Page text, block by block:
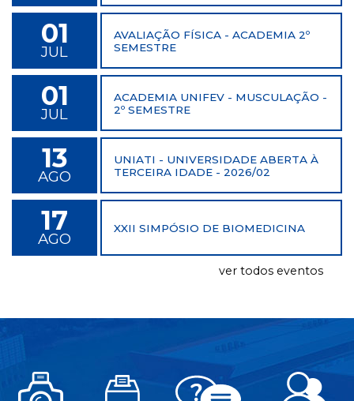
01
JUL
AVALIAÇÃO FÍSICA - ACADEMIA 2º
SEMESTRE
01
JUL
ACADEMIA UNIFEV - MUSCULAÇÃO -
2º SEMESTRE
13
AGO
UNIATI - UNIVERSIDADE ABERTA À
TERCEIRA IDADE - 2026/02
17
AGO
XXII SIMPÓSIO DE BIOMEDICINA
ver todos eventos